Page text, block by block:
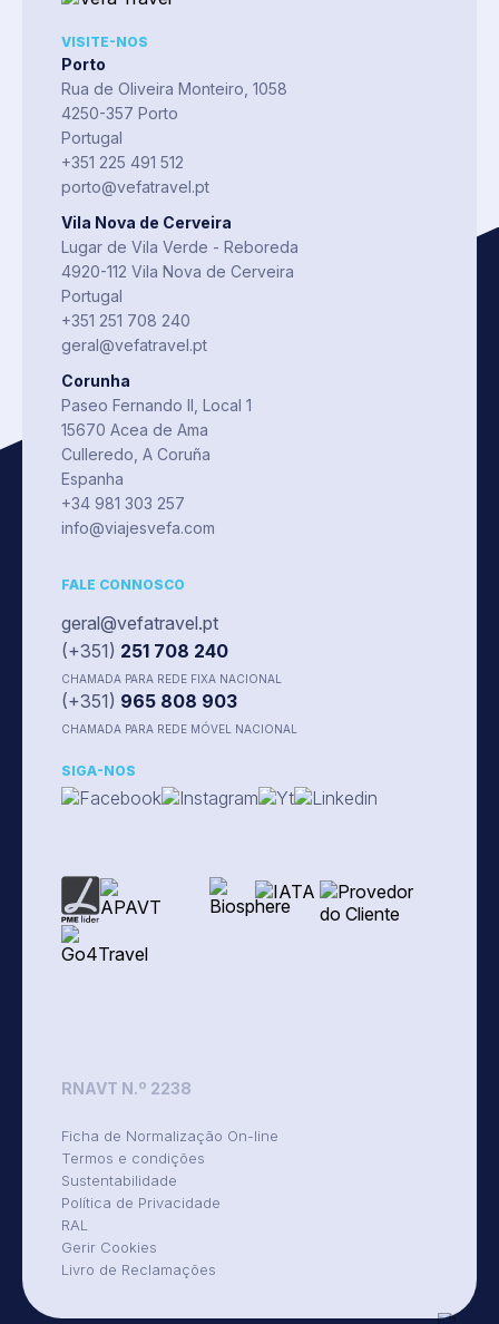
VISITE-NOS
Porto
Rua de Oliveira Monteiro, 1058
4250-357 Porto
Portugal
+351 225 491 512
porto@vefatravel.pt
Vila Nova de Cerveira
Lugar de Vila Verde - Reboreda
4920-112 Vila Nova de Cerveira
Portugal
+351 251 708 240
geral@vefatravel.pt
Corunha
Paseo Fernando II, Local 1
15670 Acea de Ama
Culleredo, A Coruña
Espanha
+34 981 303 257
info@viajesvefa.com
FALE CONNOSCO
geral@vefatravel.pt
(+351) 251 708 240
CHAMADA PARA REDE FIXA NACIONAL
(+351) 965 808 903
CHAMADA PARA REDE MÓVEL NACIONAL
SIGA-NOS
RNAVT N.º 2238
Ficha de Normalização On-line
Termos e condições
Sustentabilidade
Política de Privacidade
RAL
Gerir Cookies
Livro de Reclamações